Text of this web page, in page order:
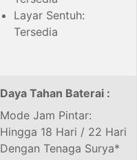
Layar Sentuh:
Tersedia
Daya Tahan Baterai :
Mode Jam Pintar:
Hingga 18 Hari / 22 Hari
Dengan Tenaga Surya*